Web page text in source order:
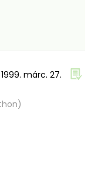
1999. márc. 27.